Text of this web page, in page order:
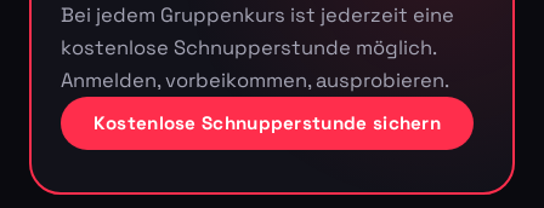
Bei jedem Gruppenkurs ist jederzeit eine
kostenlose Schnupperstunde möglich.
Anmelden, vorbeikommen, ausprobieren.
Kostenlose Schnupperstunde sichern